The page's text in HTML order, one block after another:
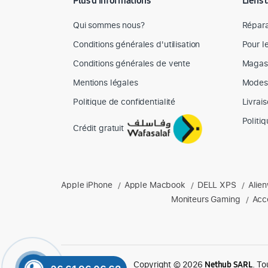
Qui sommes nous?
Conditions générales d'utilisation
Conditions générales de vente
Mentions légales
Politique de confidentialité
Crédit gratuit
Pour
Produits phares chez Mediazone
Retrouvez chez Mediazone les références
Apple iPhone / Apple Macbook / DELL XPS /
Moniteurs Gaming
/
Copyright © 2026 Nethub SARL.